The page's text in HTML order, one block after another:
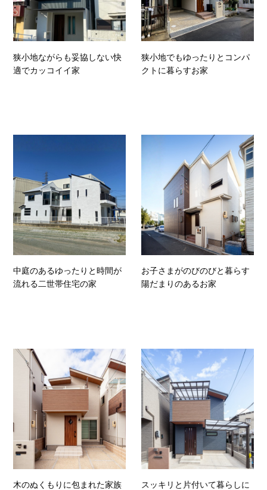
狭小地ながらも妥協しない快
適でカッコイイ家
狭小地でもゆったりとコンパ
クトに暮らすお家
中庭のあるゆったりと時間が
流れる二世帯住宅の家
お子さまがのびのびと暮らす
陽だまりのあるお家
木のぬくもりに包まれた家族
スッキリと片付いて暮らしに